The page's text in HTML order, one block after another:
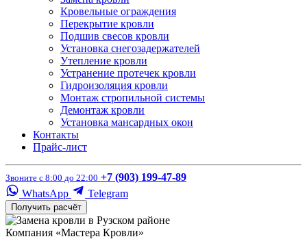
Кровельные ограждения
Перекрытие кровли
Подшив свесов кровли
Установка снегозадержателей
Утепление кровли
Устранение протечек кровли
Гидроизоляция кровли
Монтаж стропильной системы
Демонтаж кровли
Установка мансардных окон
Контакты
Прайс-лист
Звоните с 8:00 до 22:00 +7 (903) 199-47-89
WhatsApp
Telegram
Получить расчёт
Компания «Мастера Кровли»